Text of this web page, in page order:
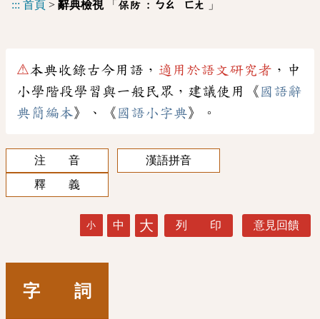
::: 首頁 > 辭典檢視「 保防 : ㄅㄠ ㄈㄤ 」
⚠本典收錄古今用語， 適用於語文研究者 ，中
小學階段學習與一般民眾，建議使用《 國語辭
典簡編本》、《 國語小字典》。
注 音
漢語拼音
釋 義
小 中 大 列 印 意見回饋
字 詞